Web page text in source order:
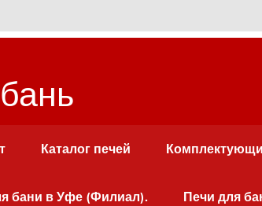
Каталог печей
бани в Уфе (Филиал). Печи для